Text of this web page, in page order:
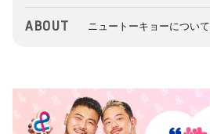
ABOUT ニュートーキョーについて